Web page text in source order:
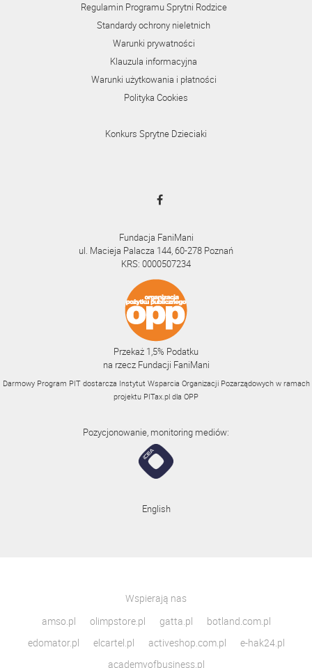
Regulamin Programu Sprytni Rodzice
Standardy ochrony nieletnich
Warunki prywatności
Klauzula informacyjna
Warunki użytkowania i płatności
Polityka Cookies
Konkurs Sprytne Dzieciaki
Fundacja FaniMani
ul. Macieja Palacza 144, 60-278 Poznań
KRS: 0000507234
Przekaż 1,5% Podatku
na rzecz Fundacji FaniMani
Darmowy Program PIT dostarcza Instytut Wsparcia Organizacji Pozarządowych w ramach
projektu PITax.pl dla OPP
Pozycjonowanie, monitoring mediów:
English
Wspierają nas
amso.pl
olimpstore.pl gatta.pl
botland.com.pl
edomator.pl
elcartel.pl activeshop.com.pl
e-hak24.pl
academyofbusiness.pl